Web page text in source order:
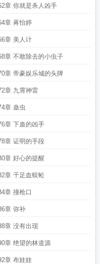
章 你就是杀人凶手
章 蒋怡婷
章 美人计
章 不敢除去的小虫子
章 帝豪娱乐城的头牌
章 九霄神雷
章 蛊虫
章 下蛊的凶手
章 证明的手段
章 好心的提醒
章 千足血蜈蚣
章 撞枪口
章 弥补
章 没有出现
章 绝望的林道源
章 布娃娃